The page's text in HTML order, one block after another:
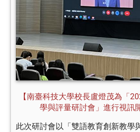
【南臺科技大學校長盧燈茂為「
學與評量研討會」進行視訊
此次研討會以「雙語教育創新教學